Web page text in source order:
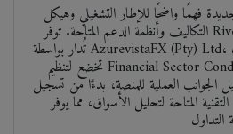
فهمًا واضحًا للإطار التشغيلي وهيكل
التكاليف وأنظمة الدعم المتاحة. توفر Riverquode، وهي علامة تجارية
تُدار بواسطة AzurevistaFX (Pty) Ltd، منظومة متكاملة لتداول CFDs
تخضع لتنظيم Financial Sector Conduct Authority (FSCA) في
الجوانب العملية للمنصة، بدءًا من تسجيل
المتاحة لتحليل الأسواق، مما يوفر